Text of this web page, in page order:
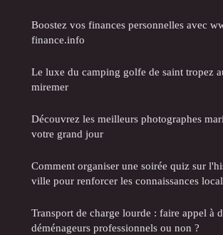
Boostez vos finances personnelles avec
finance.info
Le luxe du camping golfe de saint tropez
miremer
Découvrez les meilleurs photographes
votre grand jour
Comment organiser une soirée quiz sur
ville pour renforcer les connaissances
Transport de charge lourde : faire appel à
déménageurs professionnels ou non ?